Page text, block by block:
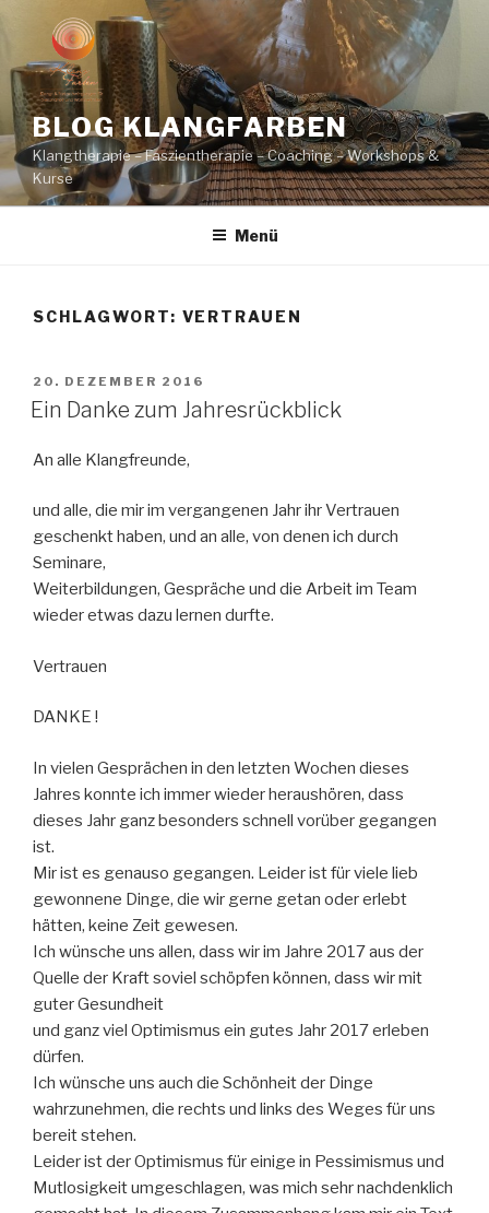
Zum
springen
BLOG KLANGFARBEN
Klangtherapie – Faszientherapie – Coaching – Workshops &
Kurse
Menü
SCHLAGWORT: VERTRAUEN
VERÖFFENTLICHT
AM
20. DEZEMBER 2016
Ein Danke zum Jahresrückblick
An alle Klangfreunde,
und alle, die mir im vergangenen Jahr ihr Vertrauen
geschenkt haben, und an alle, von denen ich durch
Seminare,
Weiterbildungen, Gespräche und die Arbeit im Team
wieder etwas dazu lernen durfte.
Vertrauen
DANKE !
In vielen Gesprächen in den letzten Wochen dieses
Jahres konnte ich immer wieder heraushören, dass
dieses Jahr ganz besonders schnell vorüber gegangen
ist.
Mir ist es genauso gegangen. Leider ist für viele lieb
gewonnene Dinge, die wir gerne getan oder erlebt
hätten, keine Zeit gewesen.
Ich wünsche uns allen, dass wir im Jahre 2017 aus der
Quelle der Kraft soviel schöpfen können, dass wir mit
guter Gesundheit
und ganz viel Optimismus ein gutes Jahr 2017 erleben
dürfen.
Ich wünsche uns auch die Schönheit der Dinge
wahrzunehmen, die rechts und links des Weges für uns
bereit stehen.
Leider ist der Optimismus für einige in Pessimismus und
Mutlosigkeit umgeschlagen, was mich sehr nachdenklich